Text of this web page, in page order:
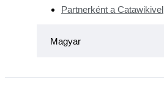
Partnerként a Catawikivel